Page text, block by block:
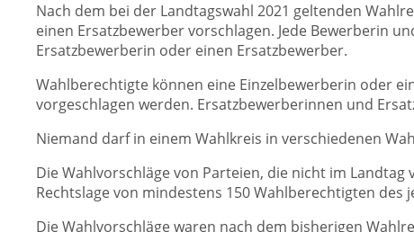
Nach dem bei der Landtagswahl 2021 geltenden
einen Ersatzbewerber vorschlagen. Jede Bewerberin
Ersatzbewerberin oder einen Ersatzbewerber.
Wahlberechtigte können eine Einzelbewerberin oder
vorgeschlagen werden. Ersatzbewerberinnen und
Niemand darf in einem Wahlkreis in verschiedenen
Die Wahlvorschläge von Parteien, die nicht im
Rechtslage von mindestens 150 Wahlberechtigten des
Die Wahlvorschläge waren nach dem bisherigen